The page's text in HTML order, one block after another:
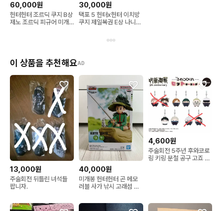
60,000원
헌터헌터 조르딕 쿠지 B상
제노 조르딕 피규어 미개
30,000원
택포 5 헌터x헌터 이치방
쿠지 제일복권 E상 나니카
이 상품을 추천해요AD
13,000원
주술회전 뒤틀린 녀석들
팝니자.
40,000원
미개봉 헌터헌터 곤 메모
러블 사가 낚시 고래섬 피
4,600원
주술회전 5주년 후와코로
링 키링 분철 공구 고죠 유